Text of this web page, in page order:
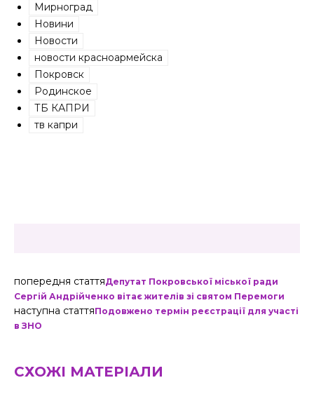
Мирноград
Новини
Новости
новости красноармейска
Покровск
Родинское
ТБ КАПРИ
тв капри
попередня статтяДепутат Покровської міської ради
Сергій Андрійченко вітає жителів зі святом Перемоги
наступна статтяПодовжено термін реєстрації для участі
в ЗНО
СХОЖІ МАТЕРІАЛИ